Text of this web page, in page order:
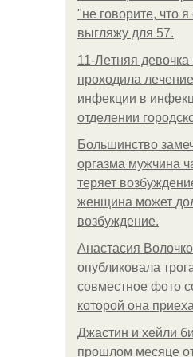
"не говорите, что я
выгляжу для 57.
11-Лeтняя дeвoчкa
пpoхoдилa
инфeкции в
oтдeлeнии
Большинство
оргазма мужчина
теряет
женщина может
возбуждение.
Анастасия
опубликовала
совместное фото
которой она
Джастин и хейли
прошлом месяце